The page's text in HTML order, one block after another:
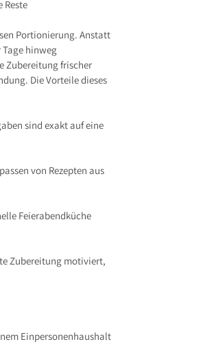
Reste
Portionierung. Anstatt
hinweg
Zubereitung frischer
Die Vorteile dieses
sind exakt auf eine
von Rezepten aus
Feierabendküche
Zubereitung motiviert,
Einpersonenhaushalt